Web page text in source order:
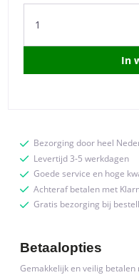
Eetkamertafel
cm
-
Rond
quantity
In
Bezorging door heel
Levertijd 3-5 werkdagen
Goede service en hoge
Achteraf betalen met
Gratis bezorging bij
Betaalopties
Gemakkelijk en veilig